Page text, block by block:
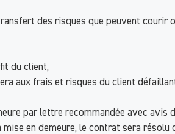
des risques que peuvent courir
du client,
aux frais et risques du client
par lettre recommandée avec avis
en demeure, le contrat sera résolu